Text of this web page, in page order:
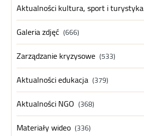
Aktualności kultura, sport i turystyka
Galeria zdjęć (666)
Zarządzanie kryzysowe (533)
Aktualności edukacja (379)
Aktualności NGO (368)
Materiały wideo (336)